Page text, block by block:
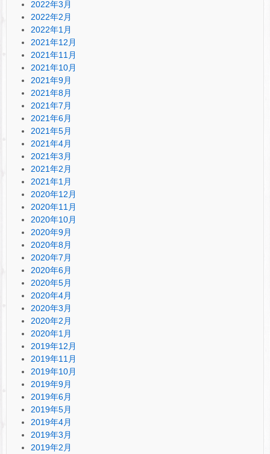
2022年3月
2022年2月
2022年1月
2021年12月
2021年11月
2021年10月
2021年9月
2021年8月
2021年7月
2021年6月
2021年5月
2021年4月
2021年3月
2021年2月
2021年1月
2020年12月
2020年11月
2020年10月
2020年9月
2020年8月
2020年7月
2020年6月
2020年5月
2020年4月
2020年3月
2020年2月
2020年1月
2019年12月
2019年11月
2019年10月
2019年9月
2019年6月
2019年5月
2019年4月
2019年3月
2019年2月